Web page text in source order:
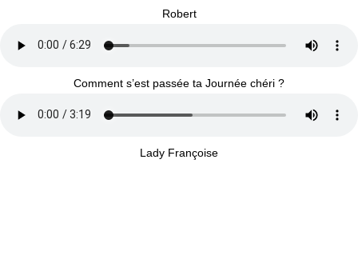
Robert
Comment s’est passée ta Journée chéri ?
Lady Françoise